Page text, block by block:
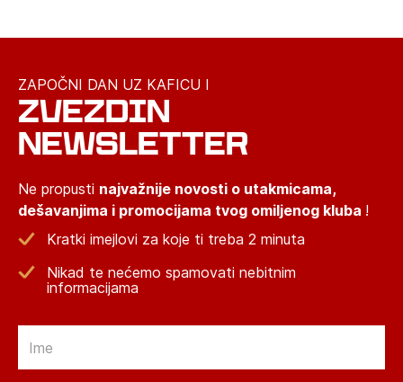
ZAPOČNI DAN UZ KAFICU I
ZVEZDIN
NEWSLETTER
Ne propusti najvažnije novosti o utakmicama,
dešavanjima i promocijama tvog omiljenog kluba !
Kratki imejlovi za koje ti treba 2 minuta
Nikad te nećemo spamovati nebitnim
informacijama